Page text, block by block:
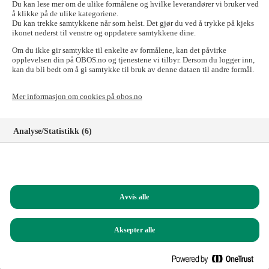
Skal du til OBOS-banken, Tryg Forsikring for
OBOS-medlemmer, Styrerommet eller Vibbo?
Det går fint! Tilgangen til disse nettstedene er ikke påvirket.
Logg inn i nettbanken for bedriftskunder
Signeringsportalen
Logg inn på Styrerommet
Logg inn på Vibbo
Ring oss på
(mandag til fredag, 09.00 – 15.00)
Du kan også sende e-post til: obos@obos.no
Du kan lese mer om de ulike formålene og hvilke leverandører vi bruker ved
å klikke på de ulike kategoriene.
Du kan trekke samtykkene når som helst. Det gjør du ved å trykke på kjeks
ikonet nederst til venstre og oppdatere samtykkene dine.
Om du ikke gir samtykke til enkelte av formålene, kan det påvirke
opplevelsen din på OBOS.no og tjenestene vi tilbyr. Dersom du logger inn,
kan du bli bedt om å gi samtykke til bruk av denne dataen til andre formål.
Mer informasjon om cookies på obos.no
Analyse/Statistikk (6)
Funksjonelle (8)
Helt nødvendige (1)
Avvis alle
Aksepter alle